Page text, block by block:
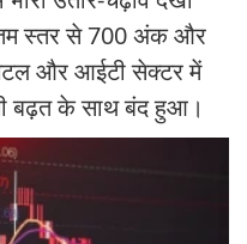
स्तर से 700 अंक और
और आईटी सेक्टर में
बढ़त के साथ बंद हुआ।